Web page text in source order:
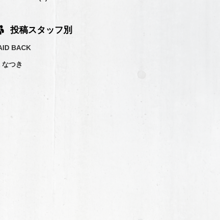
投稿スタッフ別
BACK
なつき